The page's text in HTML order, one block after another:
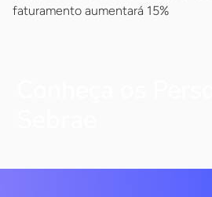
faturamento aumentará 15%